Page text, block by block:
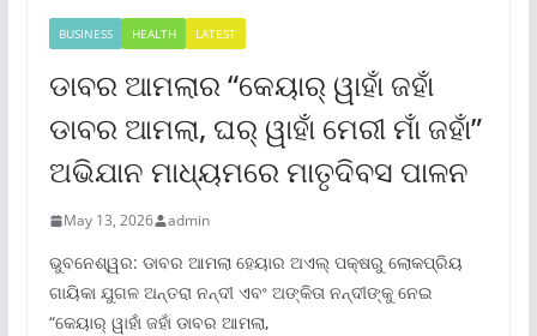
BUSINESS HEALTH LATEST
ଡାବର ଆମଲାର “କେୟାର୍ ୱାହାଁ ଜହାଁ
ଡାବର ଆମଲା, ଘର୍ ୱାହାଁ ମେରୀ ମାଁ ଜହାଁ”
ଅଭିଯାନ ମାଧ୍ୟମରେ ମାତୃଦିବସ ପାଳନ
May 13, 2026 admin
ଭୁବନେଶ୍ୱର: ଡାବର ଆମଲା ହେୟାର ଅଏଲ୍ ପକ୍ଷରୁ ଲୋକପ୍ରିୟ
ଗାୟିକା ଯୁଗଳ ଅନ୍ତରା ନନ୍ଦୀ ଏବଂ ଅଙ୍କିତା ନନ୍ଦୀଙ୍କୁ ନେଇ
“କେୟାର୍ ୱାହାଁ ଜହାଁ ଡାବର ଆମଲା,